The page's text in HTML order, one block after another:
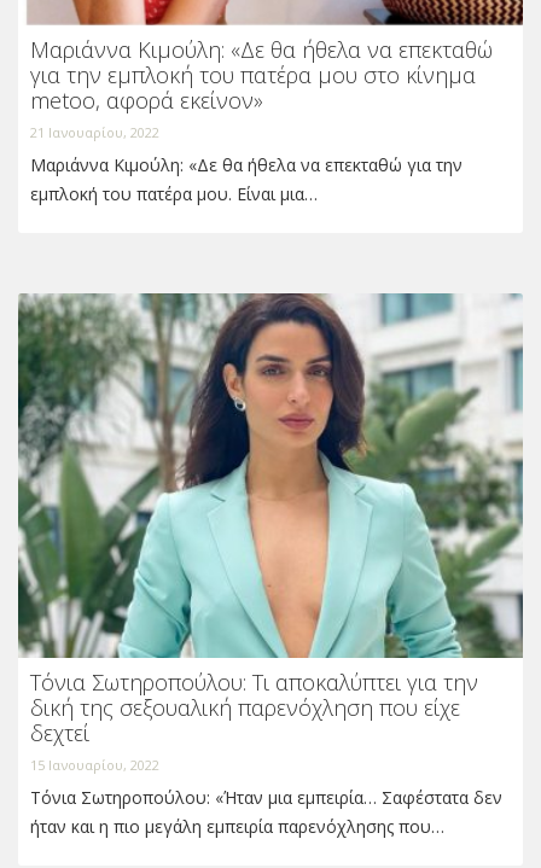
Μαριάννα Κιμούλη: «Δε θα ήθελα να επεκταθώ
για την εμπλοκή του πατέρα μου στο κίνημα
metoo, αφορά εκείνον»
21 Ιανουαρίου, 2022
Μαριάννα Κιμούλη: «Δε θα ήθελα να επεκταθώ για την
εμπλοκή του πατέρα μου. Είναι μια…
Τόνια Σωτηροπούλου: Τι αποκαλύπτει για την
δική της σεξουαλική παρενόχληση που είχε
δεχτεί
15 Ιανουαρίου, 2022
Τόνια Σωτηροπούλου: «Ήταν μια εμπειρία… Σαφέστατα δεν
ήταν και η πιο μεγάλη εμπειρία παρενόχλησης που…